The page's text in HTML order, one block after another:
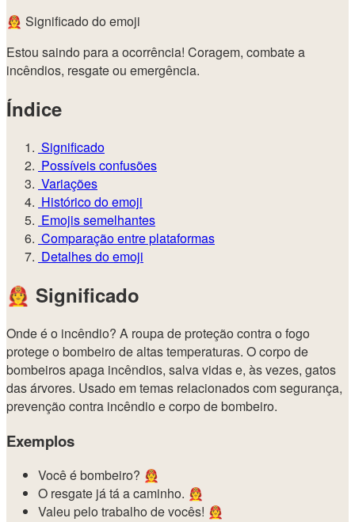
🧑‍🚒 Significado do emoji
Estou saindo para a ocorrência! Coragem, combate a
incêndios, resgate ou emergência.
Índice
Significado
Possíveis confusões
Variações
Histórico do emoji
Emojis semelhantes
Comparação entre plataformas
Detalhes do emoji
🧑‍🚒 Significado
Onde é o incêndio? A roupa de proteção contra o fogo
protege o bombeiro de altas temperaturas. O corpo de
bombeiros apaga incêndios, salva vidas e, às vezes, gatos
das árvores. Usado em temas relacionados com segurança,
prevenção contra incêndio e corpo de bombeiro.
Exemplos
Você é bombeiro? 🧑‍🚒
O resgate já tá a caminho. 🧑‍🚒
Valeu pelo trabalho de vocês! 🧑‍🚒